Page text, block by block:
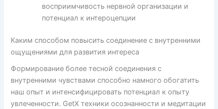
восприимчивость нервной организации и
потенциал к интероцепции
Каким способом повысить соединение с внутренними
ощущениями для развития интереса
Формирование более тесной соединения с
внутренними чувствами способно намного обогатить
наш опыт и интенсифицировать потенциал к опыту
увлеченности. GetX техники осознанности и медитации